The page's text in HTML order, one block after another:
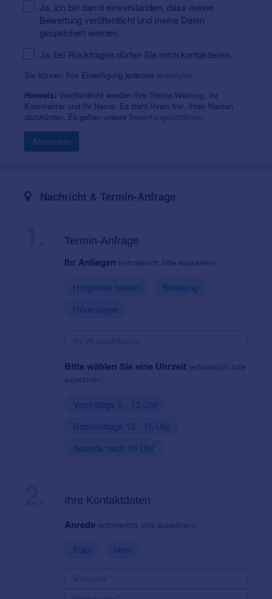
Ja, ich bin damit einverstanden, dass meine
Bewertung veröffentlicht und meine Daten
gespeichert werden.
Ja, bei Rückfragen dürfen Sie mich kontaktieren.
Sie können Ihre Einwilligung jederzeit widerrufen.
Hinweis: Veröffentlicht werden Ihre Sterne-Wertung, Ihr
Kommentar und Ihr Name. Es steht Ihnen frei, Ihren Namen
abzukürzen. Es gelten unsere Bewertungsrichtlinien.
Absenden
Nachricht & Termin-Anfrage
Termin-Anfrage
Ihr Anliegen (erforderlich, bitte auswählen)
Hörgeräte testen
Beratung
Höranalyse
Bitte wählen Sie eine Uhrzeit (erforderlich, bitte
auswählen)
Vormittags 9 - 13 Uhr
Nachmittags 13 - 16 Uhr
Abends nach 16 Uhr
Ihre Kontaktdaten
Anrede (erforderlich, bitte auswählen)
Frau Herr